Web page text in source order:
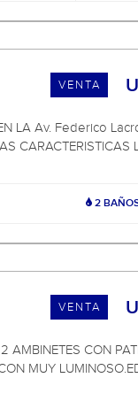
VENTA
LA Av. Federico
2
VENTA
AMBINETES CON
MUY